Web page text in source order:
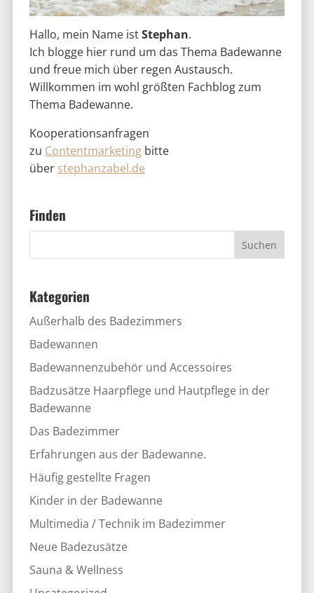
Hallo, mein Name istStephan.
Ich blogge hier rund um das Thema Badewanne
und freue mich über regen Austausch.
Willkommen im wohl größten Fachblog zum
Thema Badewanne.
Kooperationsanfragen
zu Contentmarketingbitte
über stephanzabel.de
Finden
Kategorien
Außerhalb des Badezimmers
Badewannen
Badewannenzubehör und Accessoires
Badzusätze Haarpflege und Hautpflege in der
Badewanne
Das Badezimmer
Erfahrungen aus der Badewanne.
Häufig gestellte Fragen
Kinder in der Badewanne
Multimedia / Technik im Badezimmer
Neue Badezusätze
Sauna & Wellness